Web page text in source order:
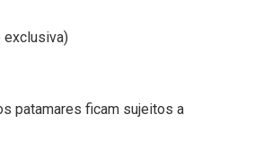
exclusiva)
patamares ficam sujeitos a